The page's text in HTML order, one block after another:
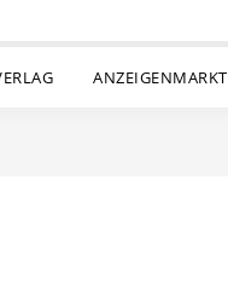
ANZEIGENMARKT